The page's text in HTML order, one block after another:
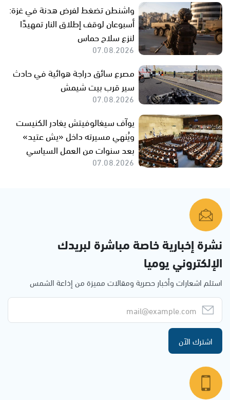
واشنطن تضغط لفرض هدنة في غزة:
أسبوعان لوقف إطلاق النار تمهيدًا
لنزع سلاح حماس
07.08.2026
مصرع سائق دراجة هوائية في حادث
سير قرب بيت شيمش
07.08.2026
يوآف سيغالوفيتش يغادر الكنيست
ويُنهي مسيرته داخل «يش عتيد»
بعد سنوات من العمل السياسي
07.08.2026
نشرة إخبارية خاصة مباشرة لبريدك
الإلكتروني يوميا
استلم اشعارات وأخبار حصرية ومقالات مميزة من إذاعة الشمس
اشترك الآن